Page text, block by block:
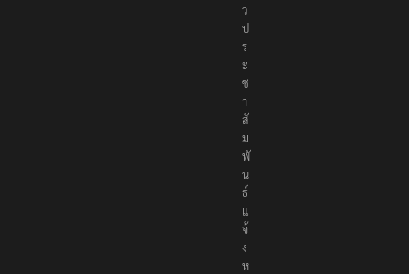
า
ว
ป
ร
ะ
ช
า
สั
ม
พั
น
ธ์
แ
จ้
ง